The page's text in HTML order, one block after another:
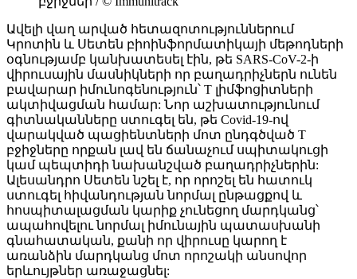
Ավելի վաղ արված հետազոտություններում
Կրոտին և Սետեն բիոինֆորմատիկայի մեթոդների
օգնությամբ կանխատեսել էին, թե SARS-CoV-2-ի
վիրուսային մասնիկների որ բաղադրիչներն ունեն
բավարար իմունոգենություն՝ T լիմֆոցիտների
ակտիվացման համար: Նոր աշխատությունում
գիտնականները ստուգել են, թե Covid-19-ով
վարակված պացիենտների մոտ ընդգծված T
բջիջները որքան լավ են ճանաչում սպիտակուցի
կամ պեպտիդի նախանշված բաղադրիչներին:
Ալեսանդրո Սետեն նշել է, որ որոշել են հատուկ
ստուգել հիվանդության նորմալ ընթացքով և
հոսպիտալացման կարիք չունեցող մարդկանց՝
ապահովելու նորմալ իմունային պատասխանի
գնահատական, քանի որ վիրուսը կարող է
առանձին մարդկանց մոտ որոշակի անսովոր
երևույթներ առաջացնել: